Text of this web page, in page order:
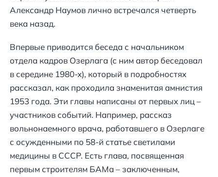
Александр Наумов лично встречался четверть
века назад.
Впервые приводится беседа с начальником
отдела кадров Озерлага (с ним автор беседовал
в середине 1980-х), который в подробностях
рассказал, как проходила знаменитая амнистия
1953 года. Эти главы написаны от первых лиц –
участников событий. Например, рассказ
вольнонаемного врача, работавшего в Озерлаге
с осужденными по 58-й статье светилами
медицины в СССР. Есть глава, посвященная
первым строителям БАМа – заключенным,